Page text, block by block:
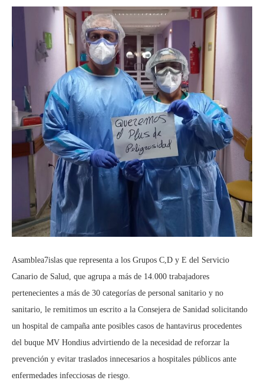
Asamblea7islas que representa a los Grupos C,D y E del Servicio
Canario de Salud, que agrupa a más de 14.000 trabajadores
pertenecientes a más de 30 categorías de personal sanitario y no
sanitario, le remitimos un escrito a la Consejera de Sanidad solicitando
un hospital de campaña ante posibles casos de hantavirus procedentes
del buque MV Hondius advirtiendo de la necesidad de reforzar la
prevención y evitar traslados innecesarios a hospitales públicos ante
enfermedades infecciosas de riesgo.